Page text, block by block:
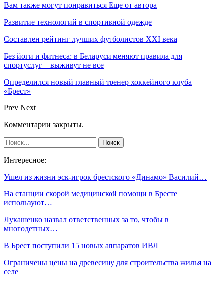
Вам также могут понравиться Еще от автора
Развитие технологий в спортивной одежде
Составлен рейтинг лучших футболистов XXI века
Без йоги и фитнеса: в Беларуси меняют правила для
спортуслуг – выживут не все
Определился новый главный тренер хоккейного клуба
«Брест»
Prev Next
Комментарии закрыты.
Интересное:
Ушел из жизни эск-игрок брестского «Динамо» Василий…
На станции скорой медицинской помощи в Бресте
используют…
Лукашенко назвал ответственных за то, чтобы в
многодетных…
В Брест поступили 15 новых аппаратов ИВЛ
Ограничены цены на древесину для строительства жилья на
селе